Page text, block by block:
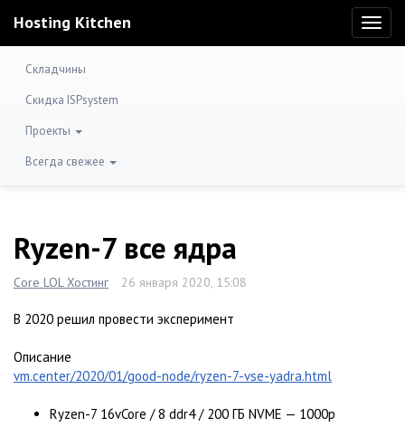
Hosting Kitchen
Складчины
Скидка ISPsystem
Проекты
Всегда свежее
Ryzen-7 все ядра
Core LOL Хостинг 26 января 2020, 15:08
В 2020 решил провести эксперимент
Описание
vm.center/2020/01/good-node/ryzen-7-vse-yadra.html
Ryzen-7 16vCore / 8 ddr4 / 200 ГБ NVME — 1000р